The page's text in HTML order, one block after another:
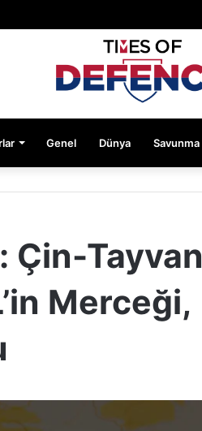
Genel Dünya Savunma
Çin-Tayvan
Merceği,